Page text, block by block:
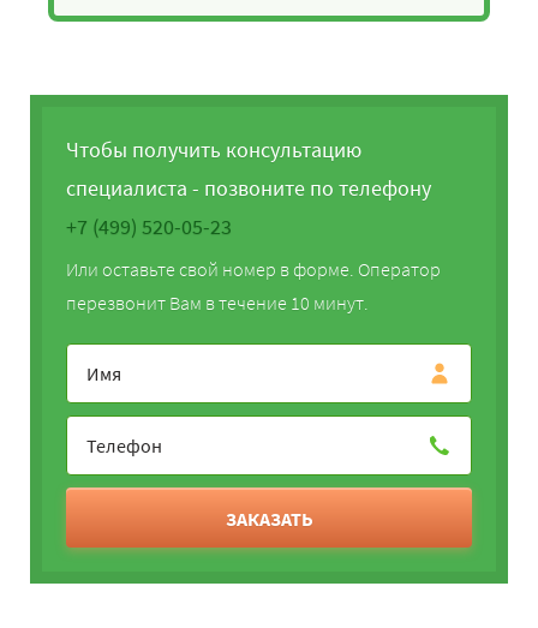
Чтобы получить консультацию
специалиста - позвоните по телефону
+7 (499) 520-05-23
Или оставьте свой номер в форме. Оператор
перезвонит Вам в течение 10 минут.
ЗАКАЗАТЬ